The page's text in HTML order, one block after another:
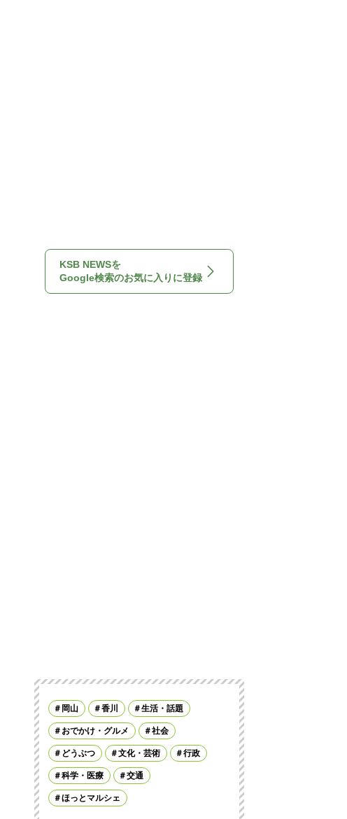
KSB NEWSを
Google検索のお気に入りに登録
岡山 香川 生活・話題
おでかけ・グルメ 社会
どうぶつ 文化・芸術 行政
科学・医療 交通
ほっとマルシェ